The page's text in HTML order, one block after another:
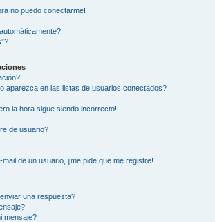
no puedo conectarme!
aparezca en las listas de usuarios conectados?
la hora sigue siendo incorrecto!
de usuario?
de un usuario, ¡me pide que me registre!
una respuesta?
mensaje?